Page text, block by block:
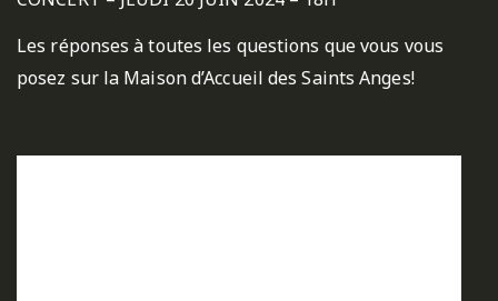
Les réponses à toutes les questions que vous vous
posez sur la Maison d’Accueil des Saints Anges!